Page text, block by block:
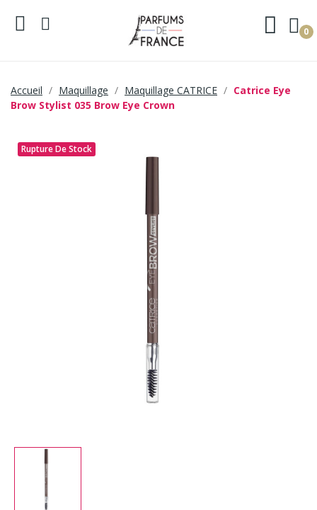
0
Accueil Maquillage Maquillage CATRICE
Catrice Eye
Brow Stylist 035 Brow Eye Crown
Rupture De Stock